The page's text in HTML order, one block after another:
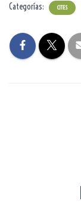
Categorías: CITES